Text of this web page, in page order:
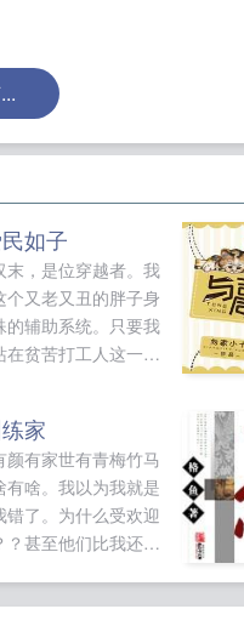
如子
末，是位穿越者。我
又老又丑的胖子身
的辅助系统。只要我
贫苦打工人这一无
以为这事儿很简
裂枣的手下满堂的
，居然敬酒不吃吃
，董卓，爱民如
朋友...
家
有家世有青梅竹马
啥。我以为我就是
错了。为什么受欢迎
？甚至他们比我还能